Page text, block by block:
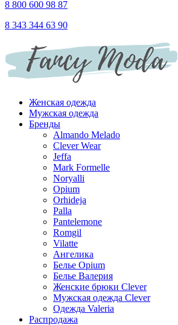
8 800 600 98 87
8 343 344 63 90
Женская одежда
Мужская одежда
Бренды
Almando Melado
Clever Wear
Jeffa
Mark Formelle
Noryalli
Opium
Orhideja
Palla
Pantelemone
Romgil
Vilatte
Ангелика
Белье Opium
Белье Валерия
Женские брюки Clever
Мужская одежда Clever
Одежда Valeria
Распродажа